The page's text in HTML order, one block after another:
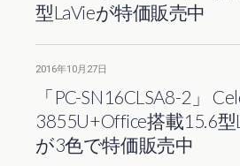
型LaVieが特価販売中
2016年10月27日
「PC-SN16CLSA8-2」
3855U+Office搭載15.6型
が3色で特価販売中